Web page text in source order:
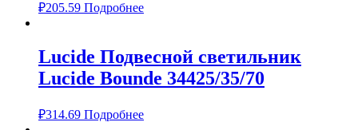
₽205.59 Подробнее
Lucide Подвесной светильник
Lucide Bounde 34425/35/70
₽314.69 Подробнее